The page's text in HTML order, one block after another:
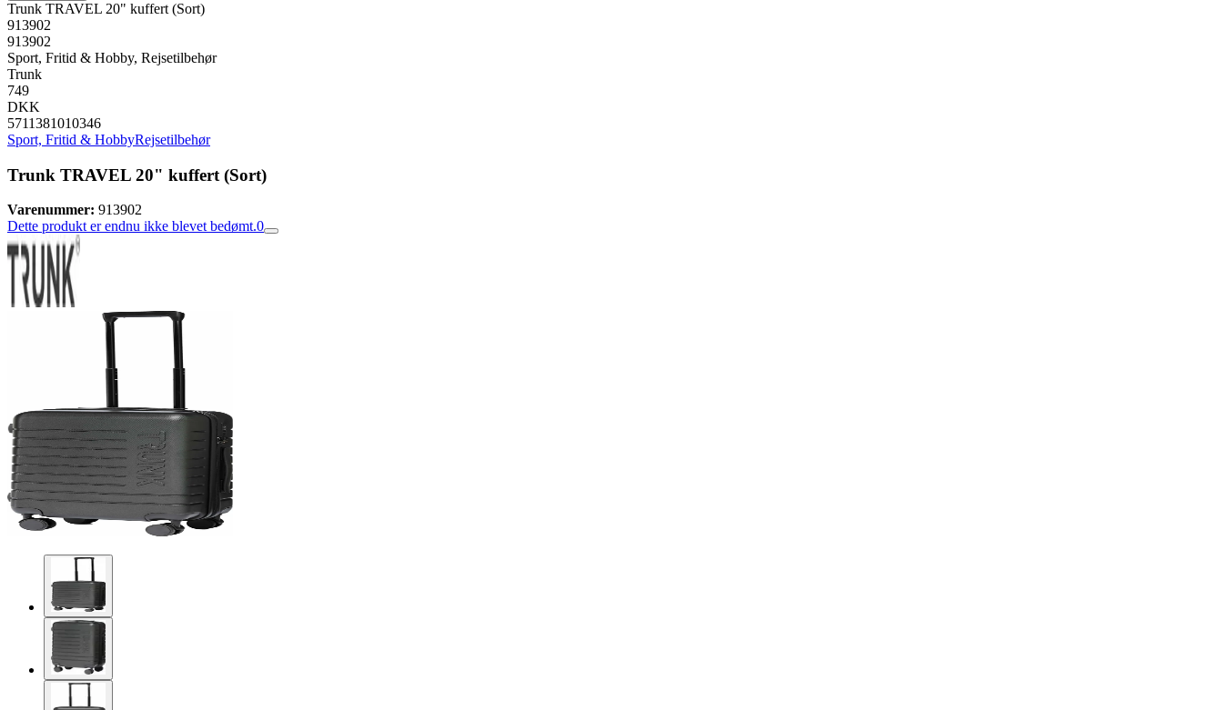
Trunk TRAVEL 20" kuffert (Sort)
913902
913902
Sport, Fritid & Hobby, Rejsetilbehør
Trunk
749
DKK
5711381010346
Sport, Fritid & HobbyRejsetilbehør
Trunk TRAVEL 20" kuffert (Sort)
Varenummer: 913902
Dette produkt er endnu ikke blevet bedømt.0